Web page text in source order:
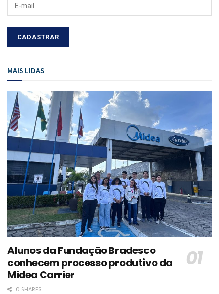
MAIS LIDAS
Alunos da Fundação Bradesco
conhecem processo produtivo da
Midea Carrier
0 SHARES